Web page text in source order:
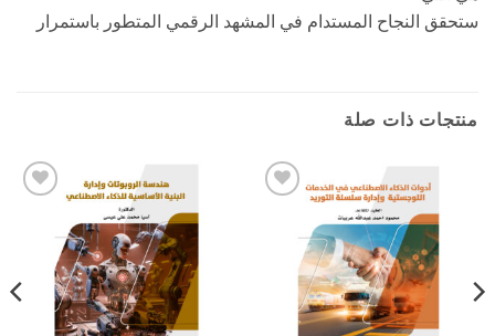
ستحقق النجاح المستدام في المشهد الرقمي المتطور باستمرار
منتجات ذات صلة